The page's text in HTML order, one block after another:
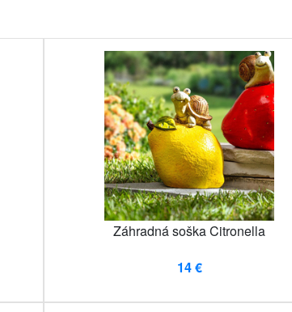
Záhradná soška Citronella
14 €